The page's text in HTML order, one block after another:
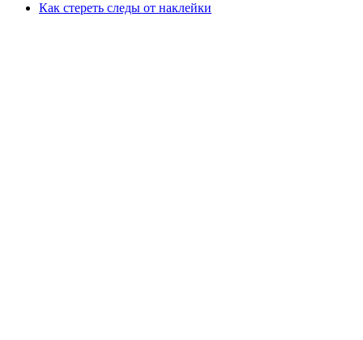
Как стереть следы от наклейки